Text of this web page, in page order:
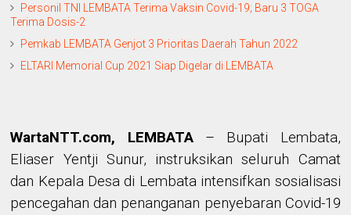
Personil TNI LEMBATA Terima Vaksin Covid-19; Baru 3 TOGA
Terima Dosis-2
Pemkab LEMBATA Genjot 3 Prioritas Daerah Tahun 2022
ELTARI Memorial Cup 2021 Siap Digelar di LEMBATA
WartaNTT.com, LEMBATA– Bupati Lembata,
Eliaser Yentji Sunur, instruksikan seluruh Camat
dan Kepala Desa di Lembata intensifkan sosialisasi
pencegahan dan penanganan penyebaran Covid-19